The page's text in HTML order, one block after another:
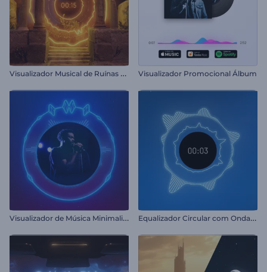
V
isualizador Musical de Ruínas Antigas Visualizador Promocional Álbum
V
isualizador de Música Minimalista de Batidas E
qualizador Circular com Ondas Sonoras